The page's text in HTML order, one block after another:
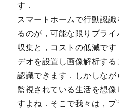
す．
スマートホームで行動認
るのが，可能な限りプラ
収集と，コストの低減で
デオを設置し画像解析す
認識できます．しかしな
監視されている生活を想
すよね．そこで我々は，